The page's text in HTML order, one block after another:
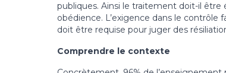
publiques. Ainsi le traitement doit-il
obédience. L’exigence dans le contrôle
doit être requise pour juger des
Comprendre le contexte